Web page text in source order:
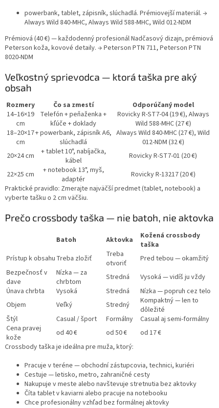
powerbank, tablet, zápisník, slúchadlá. Prémiovejší materiál. →
Always Wild 840-MHC, Always Wild 588-MHC, Wild 012-NDM
Prémiová (40 €) — každodenný profesionálNadčasový dizajn, prémiová
Peterson koža, kovové detaily. → Peterson PTN 711, Peterson PTN
8020-NDM
Veľkostný sprievodca — ktorá taška pre aký
obsah
Rozmery Čo sa zmestí
Odporúčaný model
14–16×19
cm
Telefón + peňaženka +
kľúče + doklady
Rovicky R-ST7-04 (19 €), Always
Wild 588-MHC (27 €)
18–20×17
cm
+ powerbank, zápisník A6,
slúchadlá
Always Wild 840-MHC (27 €), Wild
012-NDM (32 €)
20×24 cm
+ tablet 10", nabíjačka,
kábel
Rovicky R-ST7-01 (20 €)
22×25 cm
+ notebook 13", myš,
adaptér
Rovicky R-13217 (20 €)
Praktické pravidlo: Zmerajte najväčší predmet (tablet, notebook) a
vyberte tašku o 2 cm väčšiu.
Prečo crossbody taška — nie batoh, nie aktovka
Batoh Aktovka
Kožená crossbody
taška
Prístup k obsahu Treba zložiť
Treba
otvoriť
Pred tebou — okamžitý
Bezpečnosť v
dave
Nízka — za
chrbtom
Stredná
Vysoká — vidíš ju vždy
Únava chrbta
Vysoká Stredná
Nízka — popruh cez telo
Objem
Veľký Stredný
Kompaktný — len to
dôležité
Štýl
Casual / šport Formálny
Casual aj semi-formálny
Cena pravej
kože
od 40 € od 50 €
od 17 €
Crossbody taška je ideálna pre muža, ktorý:
Pracuje v teréne — obchodní zástupcovia, technici, kuriéri
Cestuje — letisko, metro, zahraničné cesty
Nakupuje v meste alebo navštevuje stretnutia bez aktovky
Číta tablet v kaviarni alebo pracuje na notebooku
Chce profesionálny vzhľad bez formálnej aktovky